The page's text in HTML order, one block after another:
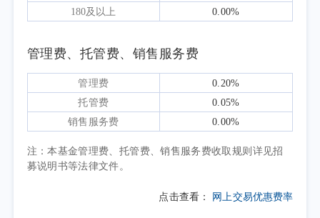
资金与情绪面上，南向资金延续净流入态
元，结构性增配科技赛道；外资受海外流动性
收紧与风险偏好扰动，配置意愿趋于谨慎。季
内市场结构性分化显著：信息科技板块受益于
AI硬件景气提升领涨；消费板块受内需修复偏
行业层面，港股科技行业受美联储鹰派转
网企业盈利修复、头部企业业绩分化修复等多
180及以上
0.00%
管理费、托管费、销售服务费
管理费
0.20%
托管费
0.05%
销售服务费
0.00%
注：本基金管理费、托管费、销售服务费收取规则详见招
募说明书等法律文件。
点击查看： 网上交易优惠费率